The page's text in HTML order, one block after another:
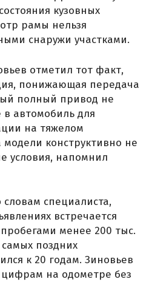
кузовных
рамы нельзя
снаружи участками.
отметил тот факт,
понижающая передача
полный привод не
автомобиль для
на тяжелом
модели конструктивно не
условия, напомнил
специалиста,
встречается
менее 200 тыс.
поздних
к 20 годам. Зиновьев
цифрам на одометре без